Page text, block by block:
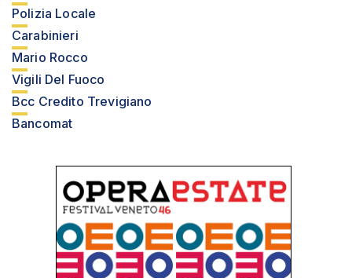
Polizia Locale
Carabinieri
Mario Rocco
Vigili Del Fuoco
Bcc Credito Trevigiano
Bancomat